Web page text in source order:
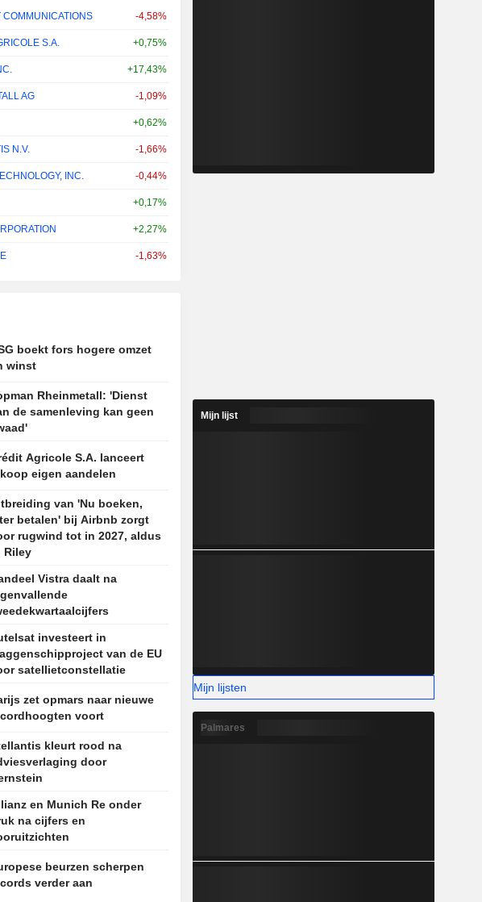
COMMUNICATIONS -4,58%
S.A. +0,75%
+17,43%
AG -1,09%
+0,62%
N.V. -1,66%
INC. -0,44%
+0,17%
+2,27%
-1,63%
boekt fors hogere omzet
winst
Rheinmetall: 'Dienst
de samenleving kan geen
Agricole S.A. lanceert
eigen aandelen
van 'Nu boeken,
betalen' bij Airbnb zorgt
rugwind tot in 2027, aldus
Riley
Vistra daalt na
investeert in
van de EU
satellietconstellatie
zet opmars naar nieuwe
voort
kleurt rood na
door
en Munich Re onder
na cijfers en
beurzen scherpen
verder aan
Mijn lijst
Mijn lijsten
Palmares